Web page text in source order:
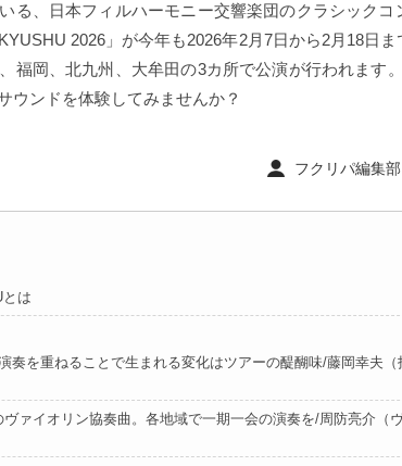
る、日本フィルハーモニー交響楽団のクラシックコ
2026」が今年も2026年2月7日から2月18日
福岡、北九州、大牟田の3カ所で公演が行われます
ウンドを体験してみませんか？
フクリパ編集
は
奏を重ねることで生まれる変化はツアーの醍醐味/藤岡幸夫（
ァイオリン協奏曲。各地域で一期一会の演奏を/周防亮介（